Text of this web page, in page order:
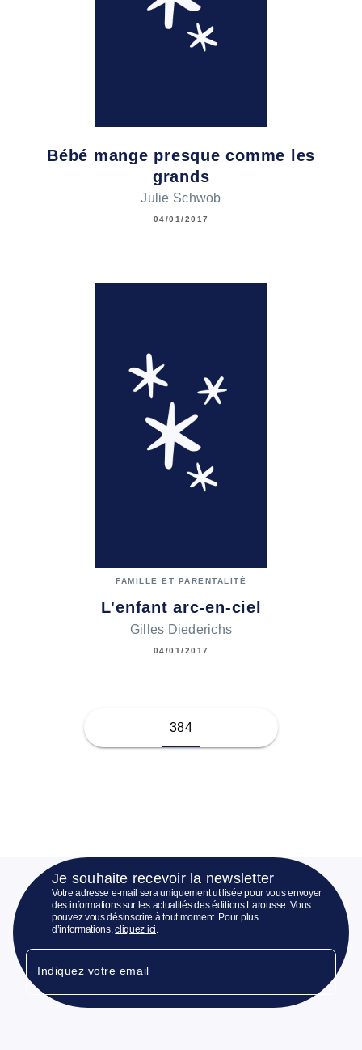
Bébé mange presque comme les
grands
Julie Schwob
04/01/2017
FAMILLE ET PARENTALITÉ
L'enfant arc-en-ciel
Gilles Diederichs
04/01/2017
384
Je souhaite recevoir la newsletter
Votre adresse e-mail sera uniquement utilisée pour vous envoyer
des informations sur les actualités des éditions Larousse. Vous
pouvez vous désinscrire à tout moment. Pour plus
d’informations,cliquez ici.
Indiquez votre email